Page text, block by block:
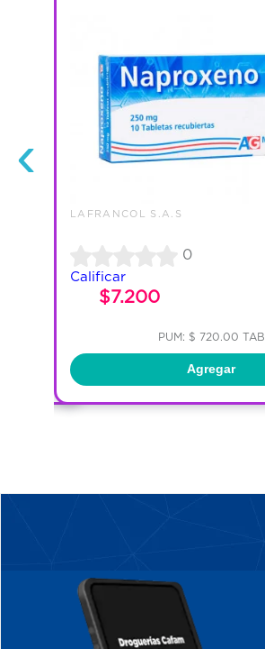
‹
LAFRANCOL S.A.S
0
Calificar
$7.200
PUM: $ 720.00 TAB
Agregar